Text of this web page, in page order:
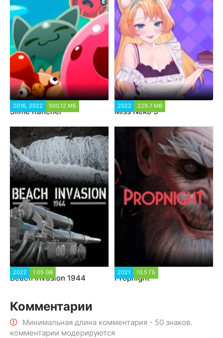
2016, 2022 500.12 МБ
Slime Rancher
2022 229.7 MB
Miss Neko 3
2022 1.05 GB
Beach Invasion 1944
2021 13.5 ГБ
Propnight
Комментарии
Минимальная длина комментария - 50 знаков.
комментарии модерируются